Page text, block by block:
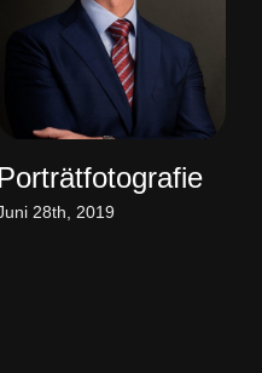
Porträtfotografie
4th, 2019